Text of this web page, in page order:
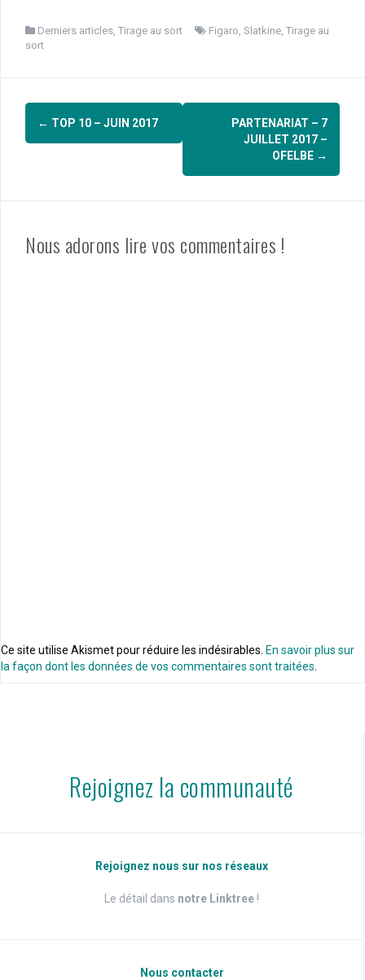
Derniers articles Tirage au sort Figaro Slatkine Tirage au
sort
Navigation
d'article
← TOP 10 – JUIN 2017
PARTENARIAT – 7
JUILLET 2017 –
OFELBE →
Nous adorons lire vos commentaires !
Ce site utilise Akismet pour réduire les indésirables. En savoir plus sur
la façon dont les données de vos commentaires sont traitées
Rejoignez la communauté
Rejoignez nous sur nos réseaux
Le détail dans notre Linktree !
Nous contacter